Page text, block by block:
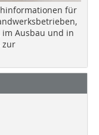
für
Ausbau und in
zur